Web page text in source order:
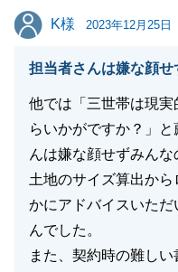
K様
K様 2023年12月25日
担当者さんは嫌な顔
他では「三世帯は現
らいかがですか？」
んは嫌な顔せずみんな
土地のサイズ算出か
かにアドバイスいた
んでした。
また、契約時の難し